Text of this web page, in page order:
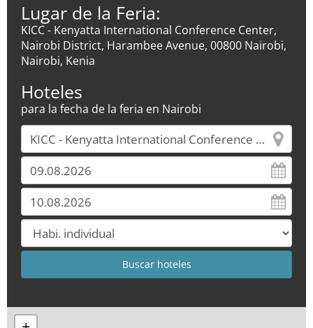
Lugar de la Feria:
KICC - Kenyatta International Conference Center,
Nairobi District, Harambee Avenue, 00800 Nairobi,
Nairobi, Kenia
Hoteles
para la fecha de la feria en Nairobi